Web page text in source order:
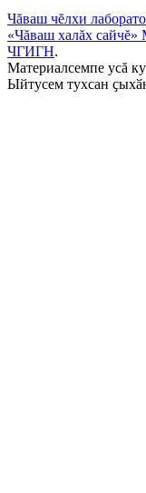
Чăваш чĕлхи
«Чăваш халăх
ЧГИГН.
Материалсемпе усă
Ыйтусем тухсан